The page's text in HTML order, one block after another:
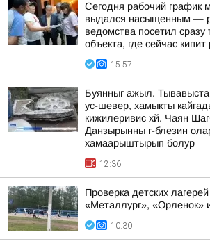
Сегодня рабочий график
выдался насыщенным —
ведомства посетил сразу
объекта, где сейчас кипит
15:57
Буянныг ажыл.
ус-шевер, хамыкты
кижилеривис хй. Чаян
Данзырынны г-блезин
хамаарыштырып болур
12:36
Проверка детских
«Металлург», «Орленок»
10:30